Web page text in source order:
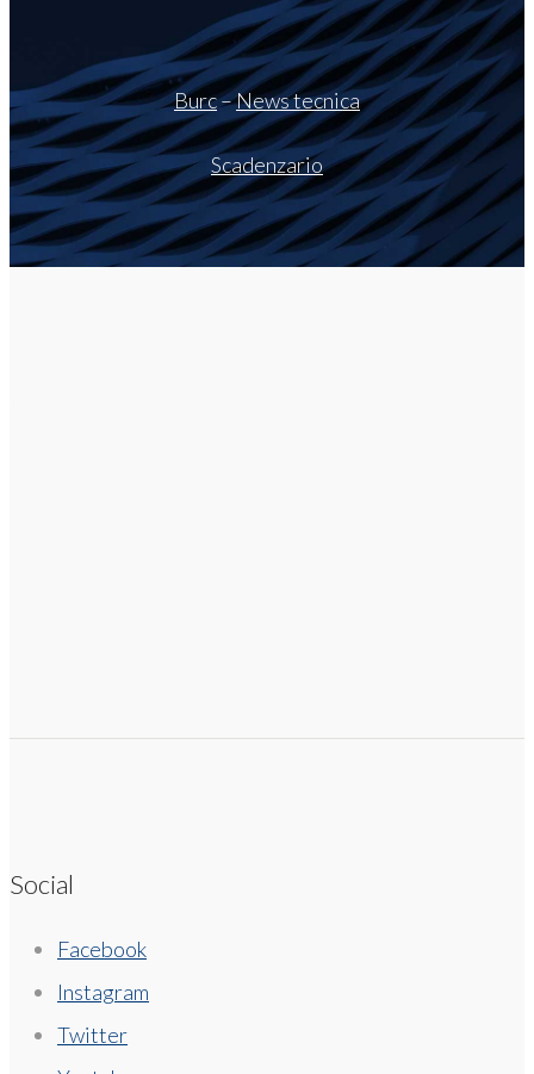
Burc–News tecnica
Scadenzario
Social
Facebook
Instagram
Twitter